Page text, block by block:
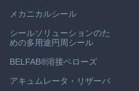
メカニカルシール
シールソリューションのた
めの多用途円周シール
BELFAB®溶接ベローズ
アキュムレータ・リザーバ